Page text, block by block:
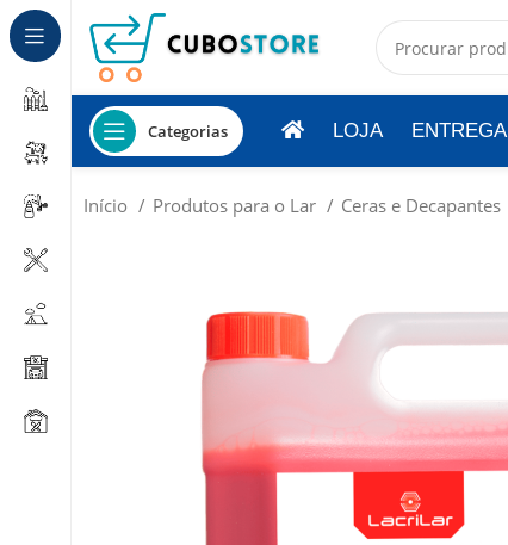
Categorias LOJA ENTREGA
Início Produtos para o Lar Ceras e Decapantes